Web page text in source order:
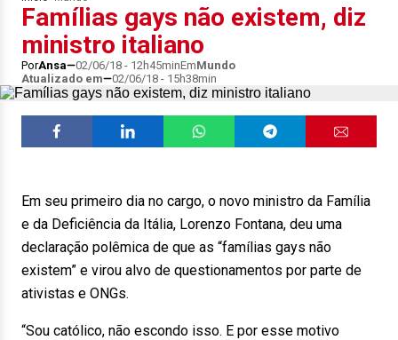
Famílias gays não existem, diz
ministro italiano
PorAnsa 02/06/18 - 12h45minEmMundo
Atualizado em
02/06/18 - 15h38min
Em seu primeiro dia no cargo, o novo ministro da Família
e da Deficiência da Itália, Lorenzo Fontana, deu uma
declaração polêmica de que as “famílias gays não
existem” e virou alvo de questionamentos por parte de
ativistas e ONGs.
“Sou católico, não escondo isso. E por esse motivo